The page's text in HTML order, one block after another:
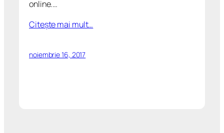
online.…
Citeşte mai mult…
noiembrie 16, 2017